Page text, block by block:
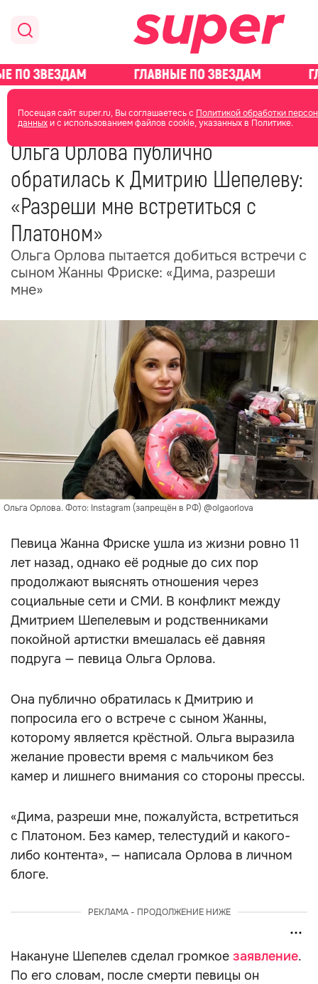
Посещая сайт super.ru, Вы соглашаетесь с Политикой обработки
данныхи с использованием файлов cookie, указанных в Политике.
главная новости о звездах новости
Ольга Орлова публично
обратилась к Дмитрию Шепелеву:
«Разреши мне встретиться с
Платоном»
Ольга Орлова пытается добиться встречи с
сыном Жанны Фриске: «Дима, разреши
мне»
Ольга Орлова. Фото: Instagram (запрещён в РФ) @olgaorlova
Певица Жанна Фриске ушла из жизни ровно 11
лет назад, однако её родные до сих пор
продолжают выяснять отношения через
социальные сети и СМИ. В конфликт между
Дмитрием Шепелевым и родственниками
покойной артистки вмешалась её давняя
подруга — певица Ольга Орлова.
Она публично обратилась к Дмитрию и
попросила его о встрече с сыном Жанны,
которому является крёстной. Ольга выразила
желание провести время с мальчиком без
камер и лишнего внимания со стороны прессы.
«Дима, разреши мне, пожалуйста, встретиться
с Платоном. Без камер, телестудий и какого-
либо контента», — написала Орлова в личном
блоге.
РЕКЛАМА - ПРОДОЛЖЕНИЕ НИЖЕ
Накануне Шепелев сделал громкое заявление.
По его словам, после смерти певицы он